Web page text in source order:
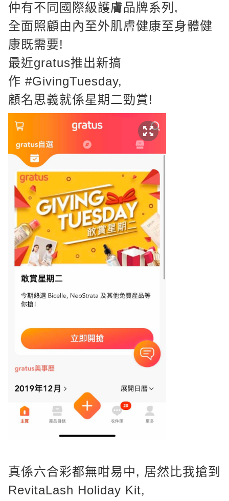
仲有不同國際級護膚品牌系列,
全面照顧由內至外肌膚健康至身體健
康既需要!
最近gratus推出新搞
作 #GivingTuesday,
顧名思義就係星期二勁賞!
真係六合彩都無咁易中, 居然比我搶到
RevitaLash Holiday Kit,